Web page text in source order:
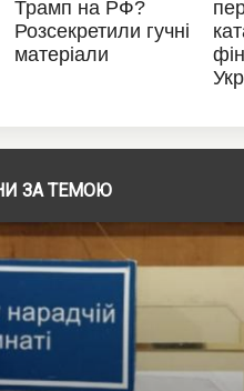
ЗА ТЕМОЮ